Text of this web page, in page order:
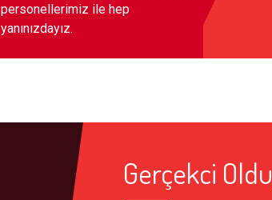
personellerimiz ile hep
yanınızdayız.
Gerçekci